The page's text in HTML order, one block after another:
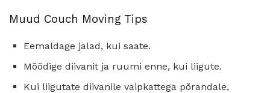
Muud Couch Moving Tips
Eemaldage jalad, kui saate.
Mõõdige diivanit ja ruumi enne, kui liigute.
Kui liigutate diivanile vaipkattega põrandale,